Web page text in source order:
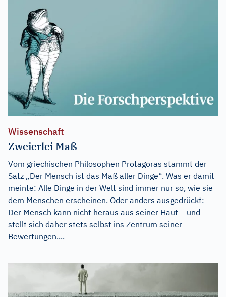
Wissenschaft
Zweierlei Maß
Vom griechischen Philosophen Protagoras stammt der
Satz „Der Mensch ist das Maß aller Dinge“. Was er damit
meinte: Alle Dinge in der Welt sind immer nur so, wie sie
dem Menschen erscheinen. Oder anders ausgedrückt:
Der Mensch kann nicht heraus aus seiner Haut – und
stellt sich daher stets selbst ins Zentrum seiner
Bewertungen....